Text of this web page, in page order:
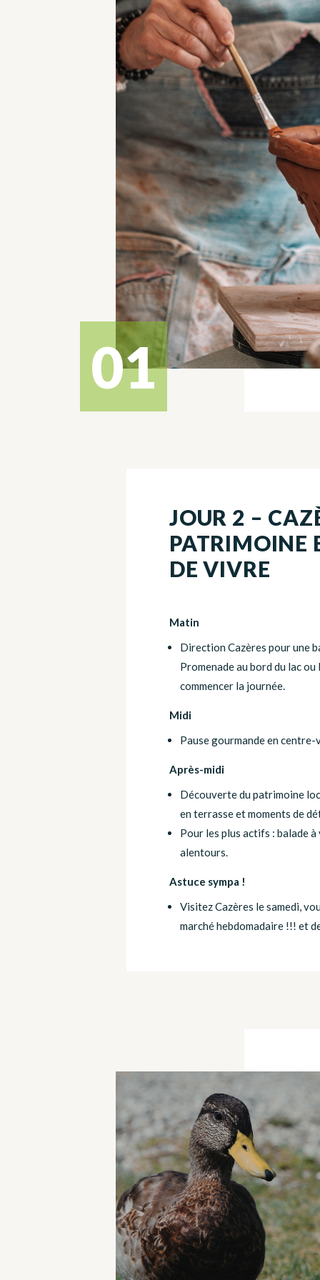
01
JOUR 2 –
PATRIMOINE
DE VIVRE
Matin
Direction Cazères pour une
Promenade au bord du lac
commencer la journée.
Midi
Pause gourmande en
Après-midi
Découverte du patrimoine
en terrasse et moments de
Pour les plus actifs : balade
alentours.
Astuce sympa !
Visitez Cazères le samedi,
marché hebdomadaire !!! et